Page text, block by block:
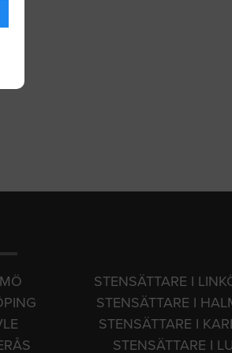
STENSÄTTARE I
STENSÄTTARE I
STENSÄTTARE I
STENSÄTTARE I